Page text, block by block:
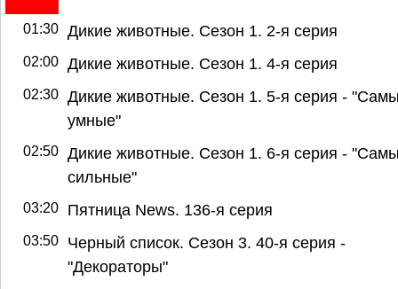
01:30 Дикие животные. Сезон 1. 2-я серия
02:00 Дикие животные. Сезон 1. 4-я серия
02:30 Дикие животные. Сезон 1. 5-я серия -
умные"
02:50 Дикие животные. Сезон 1. 6-я серия -
сильные"
03:20 Пятница News. 136-я серия
03:50
Черный список. Сезон 3. 40-я серия -
"Декораторы"